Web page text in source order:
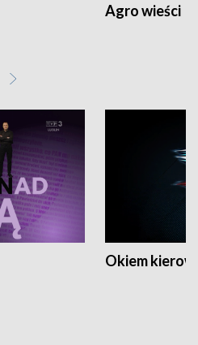
Agro wieści
Okiem